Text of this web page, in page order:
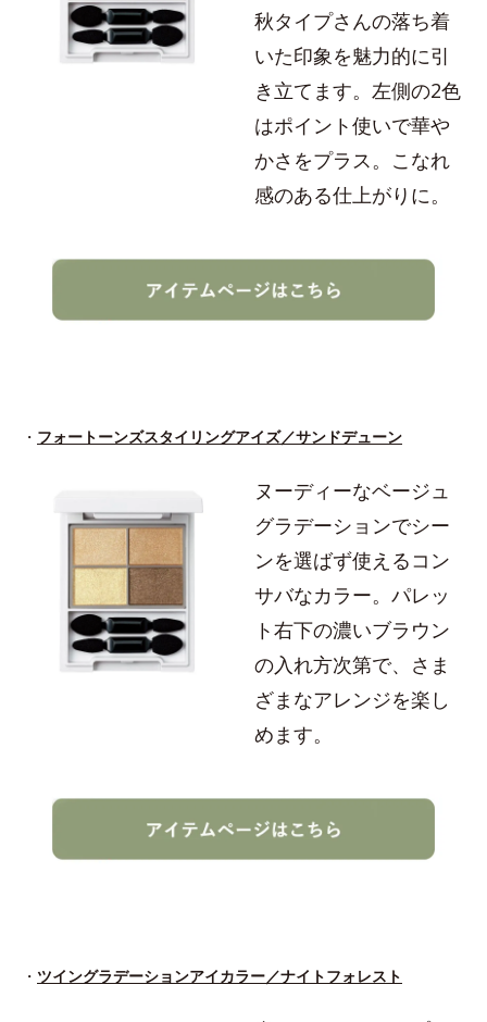
秋タイプさんの落ち着
いた印象を魅力的に引
き立てます。左側の2色
はポイント使いで華や
かさをプラス。こなれ
感のある仕上がりに。
・ フォートーンズスタイリングアイズ／サンドデューン
ヌーディーなベージュ
グラデーションでシー
ンを選ばず使えるコン
サバなカラー。パレッ
ト右下の濃いブラウン
の入れ方次第で、さま
ざまなアレンジを楽し
めます。
・ ツイングラデーションアイカラー／ナイトフォレスト